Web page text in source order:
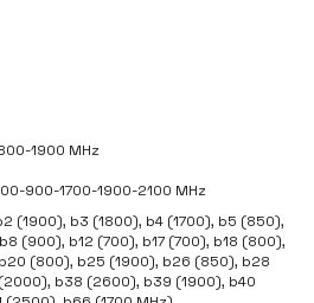
1900 MHz
900-1700-1900-2100 MHz
(1900), b3 (1800), b4 (1700), b5 (850),
(900), b12 (700), b17 (700), b18 (800),
(800), b25 (1900), b26 (850), b28
b38 (2600), b39 (1900), b40